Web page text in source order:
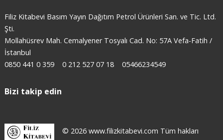
Filiz Kitabevi Basım Yayın Dağıtım Petrol Ürünleri San. ve Tic. Ltd.
Şti.
Mollahüsrev Mah. Cemalyener Tosyalı Cad. No: 57A Vefa-Fatih /
İstanbul
0850 441 0 359
0 212 527 07 18 05466234549
Bizi takip edin
© 2026 www.filizkitabevi.com Tüm hakları